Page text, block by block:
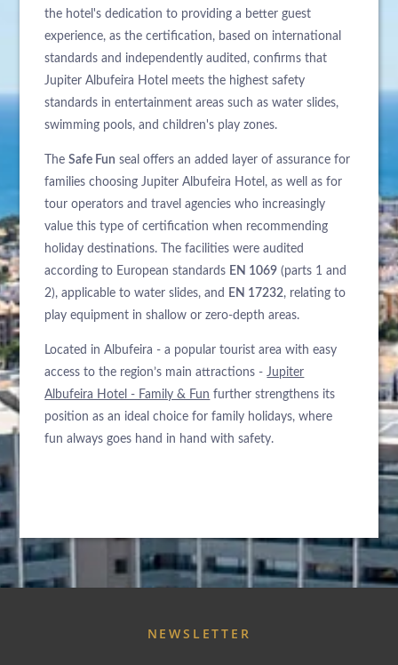
the hotel's dedication to providing a better guest
experience, as the certification, based on international
standards and independently audited, confirms that
Jupiter Albufeira Hotel meets the highest safety
standards in entertainment areas such as water slides,
swimming pools, and children's play zones.
TheSafe Fun seal offers an added layer of assurance for
families choosing Jupiter Albufeira Hotel, as well as for
tour operators and travel agencies who increasingly
value this type of certification when recommending
holiday destinations. The facilities were audited
according to European standards EN 1069 (parts 1 and
2), applicable to water slides, and EN 17232, relating to
play equipment in shallow or zero-depth areas.
Located in Albufeira - a popular tourist area with easy
access to the region’s main attractions -Jupiter
Albufeira Hotel - Family & Fun further strengthens its
position as an ideal choice for family holidays, where
fun always goes hand in hand with safety.
NEWSLETTER
HOTELS
ANKUNFT